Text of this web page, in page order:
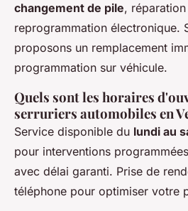
changement de pile,
reprogrammation électronique.
proposons un remplacement
programmation sur véhicule.
Quels sont les horaires
serruriers automobiles en
Service disponible du lundi au
pour interventions
avec délai garanti. Prise de
téléphone pour optimiser votre